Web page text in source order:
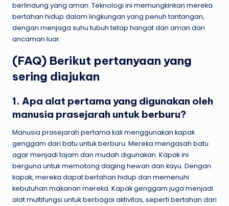
berlindung yang aman. Teknologi ini memungkinkan mereka
bertahan hidup dalam lingkungan yang penuh tantangan,
dengan menjaga suhu tubuh tetap hangat dan aman dari
ancaman luar.
(FAQ) Berikut pertanyaan yang
sering diajukan
1. Apa alat pertama yang digunakan oleh
manusia prasejarah untuk berburu?
Manusia prasejarah pertama kali menggunakan kapak
genggam dari batu untuk berburu. Mereka mengasah batu
agar menjadi tajam dan mudah digunakan. Kapak ini
berguna untuk memotong daging hewan dan kayu. Dengan
kapak, mereka dapat bertahan hidup dan memenuhi
kebutuhan makanan mereka. Kapak genggam juga menjadi
alat multifungsi untuk berbagai aktivitas, seperti bertahan dari